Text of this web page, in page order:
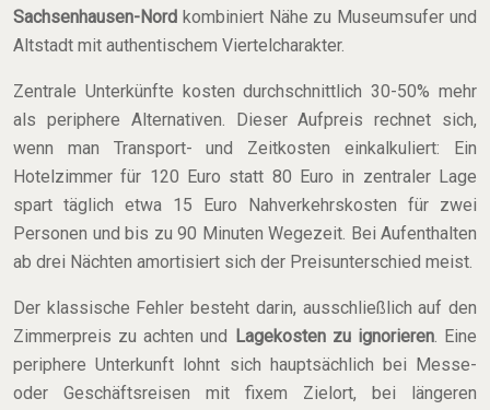
Sachsenhausen-Nord kombiniert Nähe zu Museumsufer und
Altstadt mit authentischem Viertelcharakter.
Zentrale Unterkünfte kosten durchschnittlich 30-50% mehr
als periphere Alternativen. Dieser Aufpreis rechnet sich,
wenn man Transport- und Zeitkosten einkalkuliert: Ein
Hotelzimmer für 120 Euro statt 80 Euro in zentraler Lage
spart täglich etwa 15 Euro Nahverkehrskosten für zwei
Personen und bis zu 90 Minuten Wegezeit. Bei Aufenthalten
ab drei Nächten amortisiert sich der Preisunterschied meist.
Der klassische Fehler besteht darin, ausschließlich auf den
Zimmerpreis zu achten und Lagekosten zu ignorieren. Eine
periphere Unterkunft lohnt sich hauptsächlich bei Messe-
oder Geschäftsreisen mit fixem Zielort, bei längeren